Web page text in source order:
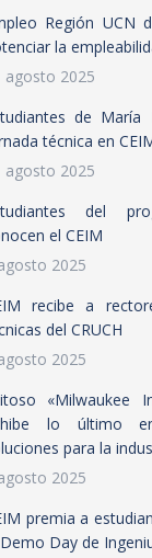
Región UCN
la
agosto 2025
de María
técnica en
agosto 2025
del
el CEIM
2025
recibe a
del CRUCH
2025
«Milwaukee
lo último
para la
2025
premia a
Day de